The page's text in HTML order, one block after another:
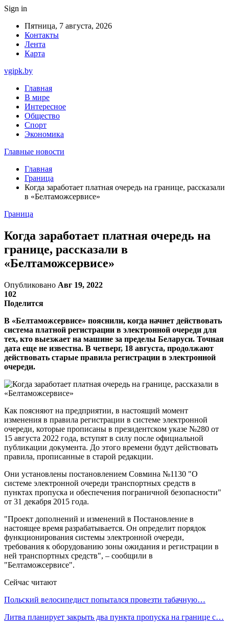
Sign in
Пятница, 7 августа, 2026
Контакты
Лента
Карта
vgipk.by
Главная
В мире
Интересное
Общество
Спорт
Экономика
Главные новости
Главная
Граница
Когда заработает платная очередь на границе, рассказали
в «Белтаможсервисе»
Граница
Когда заработает платная очередь на
границе, рассказали в
«Белтаможсервисе»
Опубликовано Авг 19, 2022
102
Поделится
В «Белтаможсервисе» пояснили, когда начнет действовать
система платной регистрации в электронной очереди для
тех, кто выезжает на машине за пределы Беларуси. Точная
дата еще не известна. В четверг, 18 августа, продолжают
действовать старые правила регистрации в электронной
очереди.
Как поясняют на предприятии, в настоящий момент
изменения в правила регистрации в системе электронной
очереди, которые прописаны в президентском указе №280 от
15 августа 2022 года, вступят в силу после официальной
публикации документа. До этого времени будут действовать
правила, прописанные в старой редакции.
Они установлены постановлением Совмина №1130 "О
системе электронной очереди транспортных средств в
пунктах пропуска и обеспечения пограничной безопасности"
от 31 декабря 2015 года.
"Проект дополнений и изменений в Постановление в
настоящее время разрабатывается. Он определит порядок
функционирования системы электронной очереди,
требования к оборудованию зоны ожидания и регистрации в
ней транспортных средств", – сообщили в
"Белтаможсервисе".
Сейчас читают
Польский велосипедист попытался провезти табачную…
Литва планирует закрыть два пункта пропуска на границе с…